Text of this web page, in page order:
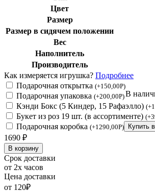
Цвет
Размер
Размер в сидячем положении
Вес
Наполнитель
Производитель
Как измеряется игрушка? Подробнее
Подарочная открытка (+150,00Р)
Подарочная упаковка (+200,00Р)
Кэнди Бокс (5 Киндер, 15 Рафаэлло) (+
Букет из роз 19 шт. (в ассортименте) (+
Подарочная коробка (+1290,00Р)
В
Купить
1690 ₽
В корзину
Срок доставки
от 2х часов
Цена доставки
от 120₽